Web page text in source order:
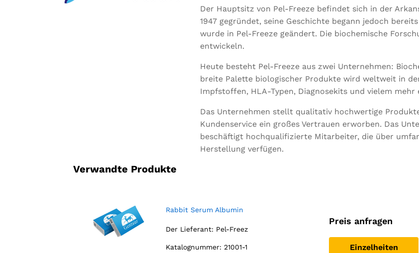
Der Hauptsitz von Pel-Freeze befindet sich in der
1947 gegründet, seine Geschichte begann jedoch
wurde in Pel-Freeze geändert. Die biochemische
entwickeln.
Heute besteht Pel-Freeze aus zwei Unternehmen:
breite Palette biologischer Produkte wird weltweit in
Impfstoffen, HLA-Typen, Diagnosekits und vielem mehr
Das Unternehmen stellt qualitativ hochwertige
Kundenservice ein großes Vertrauen erworben. Das
beschäftigt hochqualifizierte Mitarbeiter, die über
Herstellung verfügen.
Verwandte Produkte
Rabbit Serum Albumin
Der Lieferant: Pel-Freez
Katalognummer: 21001-1
Preis anfragen
Einzelheiten